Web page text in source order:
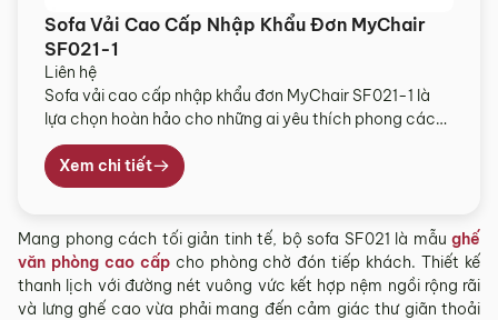
Sofa Vải Cao Cấp Nhập Khẩu Đơn MyChair
SF021-1
Liên hệ
Sofa vải cao cấp nhập khẩu đơn MyChair SF021-1 là
lựa chọn hoàn hảo cho những ai yêu thích phong cách
sống tinh giản nhưng vẫn đề cao sự tiện nghi. Thiết kế
nhỏ gọn, đường nét mềm mại kết hợp chất liệu vải nỉ
cao cấp mang đến cảm giác êm ái, thư giãn […]
Xem chi tiết
Mang phong cách tối giản tinh tế, bộ sofa SF021 là mẫu ghế
văn phòng cao cấpcho phòng chờ đón tiếp khách. Thiết kế
thanh lịch với đường nét vuông vức kết hợp nệm ngồi rộng rãi
và lưng ghế cao vừa phải mang đến cảm giác thư giãn thoải